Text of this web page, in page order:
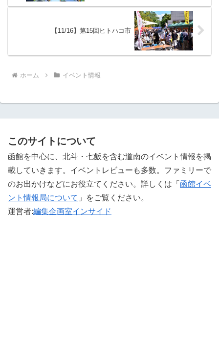
【11/16】第15回ヒトハコ市
ホーム イベント情報
このサイトについて
函館を中心に、北斗・七飯を含む道南のイベント情報を掲
載していきます。イベントレビューも多数。ファミリーで
のお出かけなどにお役立てください。詳しくは「 函館イベ
ント情報局について 」をご覧ください。 ‎
運営者:編集企画室インサイド